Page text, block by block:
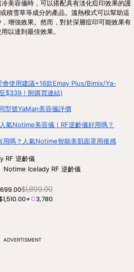
美容儀時，可以搭配具有淡化痘印效果的護
積雪草等成分的產品。溫熱模式可以幫助這
增強效果。然而，對於深層痘印可能效果有
以達到最佳效果。
使用建議+16款Emay Plus/Bimix/Ya-
$339！附購買連結)
型號YaMan美容儀評價
氣Notime美容儀！RF逆齡儀好用嗎？
嗎？人氣Notime智能美肌面罩用後感
Notime Icelady RF 逆齡儀
$1,899.00
+C3,780
ADVERTISMENT